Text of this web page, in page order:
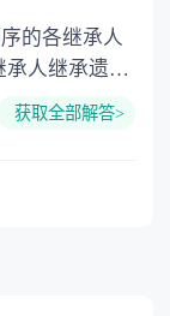
分配遗产
产时，应当
获取全部解答>